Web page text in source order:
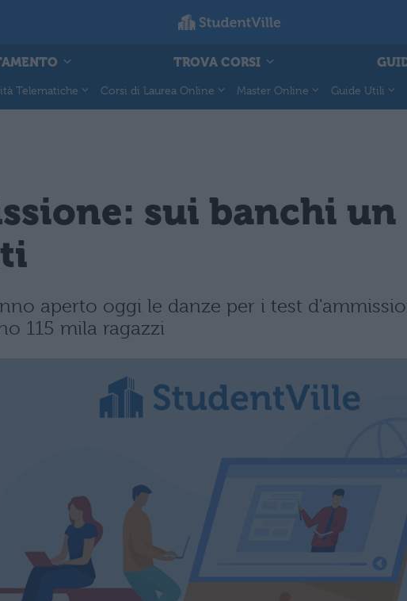
TROVA CORSI
Telematiche Corsi di Laurea Online Master Online Guide Utili
sui banchi
aperto oggi le danze per i test
115 mila ragazzi